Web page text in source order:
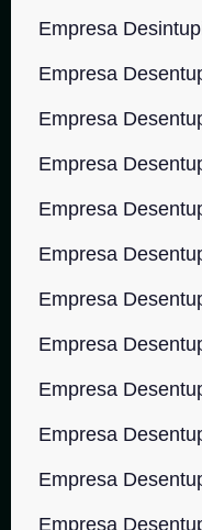
Empresa
Empresa
Empresa
Empresa
Empresa
Empresa
Empresa
Empresa
Empresa
Empresa
Empresa
Empresa